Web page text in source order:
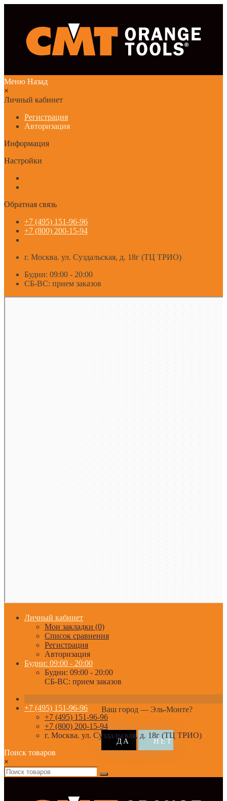
Меню Назад
×
Личный кабинет
Регистрация
Авторизация
Информация
Настройки
Обратная связь
+7 (495) 151-96-96
+7 (800) 200-15-94
г. Москва. ул. Суздальская, д. 18г (ТЦ ТРИО)
Будни: 09:00 - 20:00
СБ-ВС: прием заказов
Личный кабинет
Мои закладки (0)
Список сравнения
Регистрация
Авторизация
Будни: 09:00 - 20:00
Будни: 09:00 - 20:00
СБ-ВС: прием заказов
Ваш город — Эль-Монте?
+7 (495) 151-96-96
+7 (495) 151-96-96
+7 (800) 200-15-94
г. Москва. ул. Суздальская, д. 18г (ТЦ ТРИО)
Поиск товаров
×